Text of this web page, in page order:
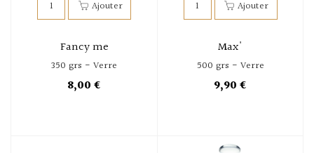
Fancy me
350 grs - Verre
8,00 €
Max'
500 grs - Verre
9,90 €